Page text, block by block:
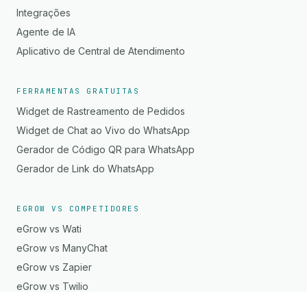
Integrações
Agente de IA
Aplicativo de Central de Atendimento
FERRAMENTAS GRATUITAS
Widget de Rastreamento de Pedidos
Widget de Chat ao Vivo do WhatsApp
Gerador de Código QR para WhatsApp
Gerador de Link do WhatsApp
EGROW VS COMPETIDORES
eGrow vs Wati
eGrow vs ManyChat
eGrow vs Zapier
eGrow vs Twilio